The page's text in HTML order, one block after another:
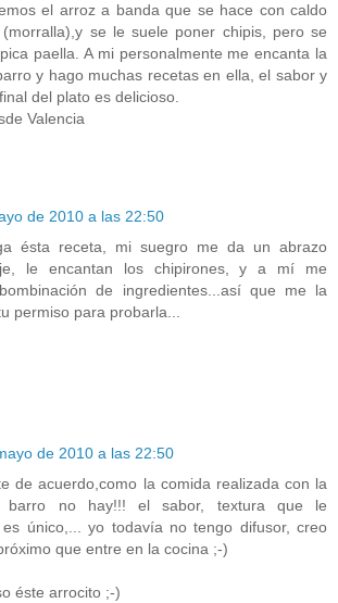
el arroz a banda que se hace con caldo
se le suele poner chipis, pero se
paella. A mi personalmente me encanta la
y hago muchas recetas en ella, el sabor y
del plato es delicioso.
Valencia
de 2010 a las 22:50
ésta receta, mi suegro me da un abrazo
le encantan los chipirones, y a mí me
de ingredientes...así que me la
permiso para probarla...
de 2010 a las 22:50
de acuerdo,como la comida realizada con la
barro no hay!!! el sabor, textura que le
es único,... yo todavía no tengo difusor, creo
que entre en la cocina ;-)
éste arrocito ;-)